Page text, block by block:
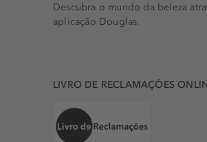
Descubra o mundo da beleza
aplicação Douglas.
LIVRO DE RECLAMAÇÕES